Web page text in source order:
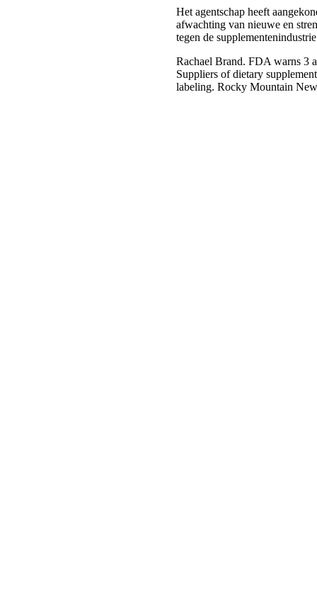
Het agentschap heeft
afwachting van nieuwe en
tegen de
Rachael Brand. FDA warns 3
Suppliers of dietary
labeling. Rocky Mountain